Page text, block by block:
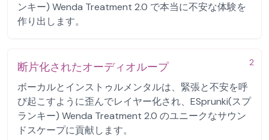
ンキー) Wenda Treatment 2.0 で本当に不安な体験を
作り出します。
2
断片化されたオーディオループ
ボーカルとインストゥルメンタルは、緊張と不安を呼
び起こすように歪んでレイヤー化され、ESprunki(スプ
ランキー) Wenda Treatment 2.0 のユニークなサウン
ドスケープに貢献します。